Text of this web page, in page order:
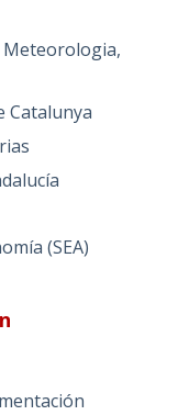
Meteorologia,
Catalunya
(SEA)